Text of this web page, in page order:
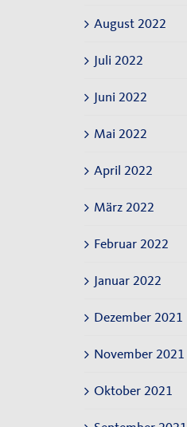
August 2022
Juli 2022
Juni 2022
Mai 2022
April 2022
März 2022
Februar 2022
Januar 2022
Dezember 2021
November 2021
Oktober 2021